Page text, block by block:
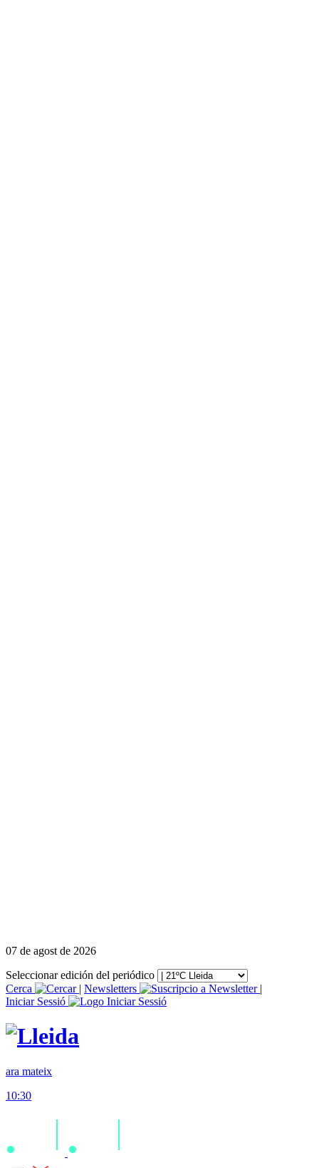
07 de agost de 2026
Seleccionar edición del periódico
Cerca
| Newsletters
|
Iniciar Sessió
ara mateix
10:30